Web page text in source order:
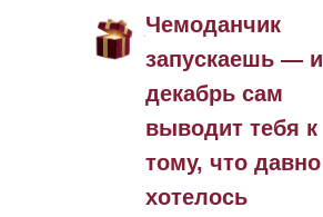
Чемоданчик
запускаешь — и
декабрь сам
выводит тебя к
тому, что давно
хотелось